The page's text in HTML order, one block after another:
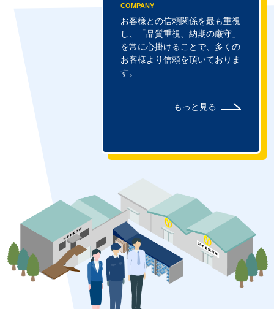
COMPANY
お客様との信頼関係を最も重視
し、「品質重視、納期の厳守」
を常に心掛けることで、多くの
お客様より信頼を頂いておりま
す。
もっと見る